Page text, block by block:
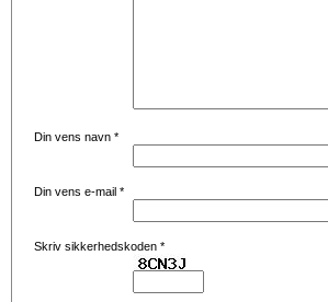
Din vens navn *
Din vens e-mail *
Skriv sikkerhedskoden *